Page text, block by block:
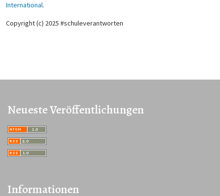
International.
Copyright (c) 2025 #schuleverantworten
Neueste Veröffentlichungen
Informationen